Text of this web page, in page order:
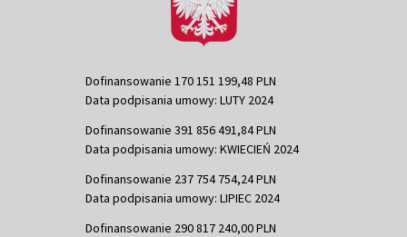
Dofinansowanie 170 151 199,48 PLN
Data podpisania umowy: LUTY 2024
Dofinansowanie 391 856 491,84 PLN
Data podpisania umowy: KWIECIEŃ 2024
Dofinansowanie 237 754 754,24 PLN
Data podpisania umowy: LIPIEC 2024
Dofinansowanie 290 817 240,00 PLN